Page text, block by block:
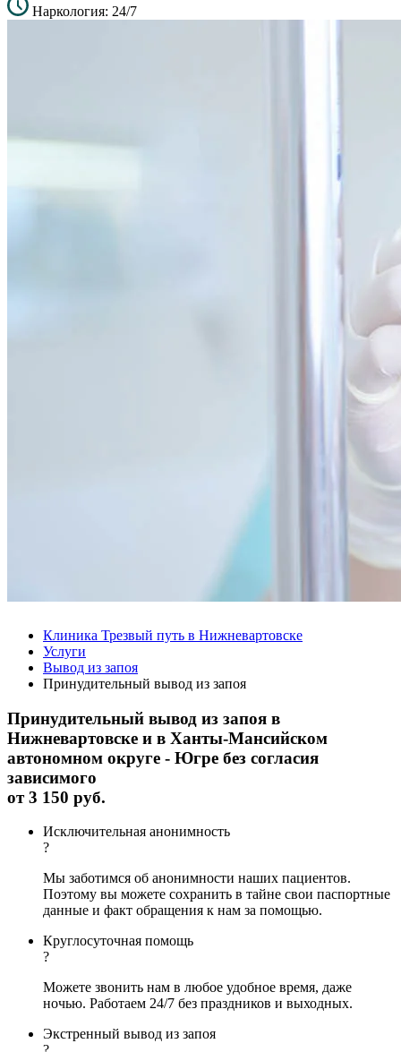
Наркология: 24/7
Клиника Трезвый путь в Нижневартовске
Услуги
Вывод из запоя
Принудительный вывод из запоя
Принудительный вывод из запоя в
Нижневартовске и в Ханты-Мансийском
автономном округе - Югре без согласия
зависимого
от3 150 руб.
Исключительная анонимность
?
Мы заботимся об анонимности наших пациентов.
Поэтому вы можете сохранить в тайне свои паспортные
данные и факт обращения к нам за помощью.
Круглосуточная помощь
?
Можете звонить нам в любое удобное время, даже
ночью. Работаем 24/7 без праздников и выходных.
Экстренный вывод из запоя